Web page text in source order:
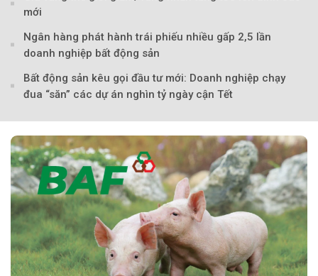
mới
Ngân hàng phát hành trái phiếu nhiều gấp 2,5 lần
doanh nghiệp bất động sản
Bất động sản kêu gọi đầu tư mới: Doanh nghiệp chạy
đua “săn” các dự án nghìn tỷ ngày cận Tết